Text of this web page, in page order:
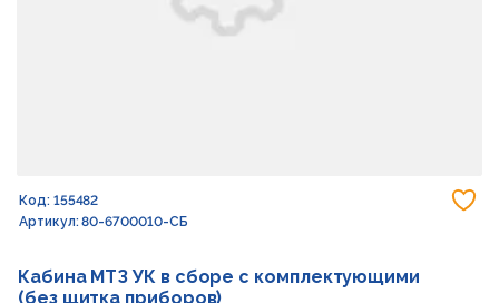
Код: 155482
Артикул: 80-6700010-СБ
Кабина МТЗ УК в сборе с комплектующими
(без щитка приборов)